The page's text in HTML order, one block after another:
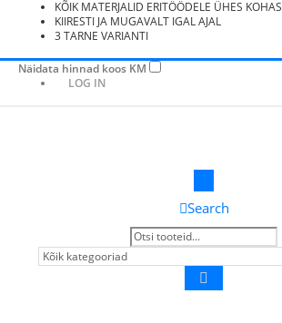
KÕIK MATERJALID ERITÖÖDELE ÜHES KOHAS
KIIRESTI JA MUGAVALT IGAL AJAL
3 TARNE VARIANTI
Näidata hinnad koos KM
LOG IN
Search